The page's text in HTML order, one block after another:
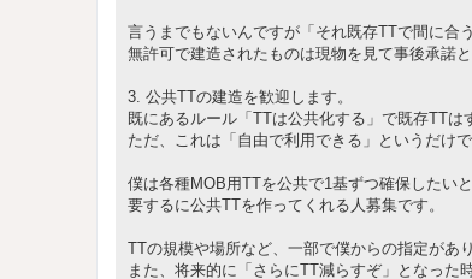
言うまでもないんですが「それ既存TTで間に合
無許可で建造されたものは現物を見て事後承諾
3. 公共TTの建造を歓迎します。
既にあるルール「TTは公共化する」で既存TTは
ただ、これは「自由で利用できる」というだけ
僕は各種MOB用TTを公共で1基ずつ確保したい
要するに公共TTを作ってくれる人募集です。
TTの規模や場所など、一部で僕からの指定があ
また、将来的に「さらにTT減らすぞ」となった